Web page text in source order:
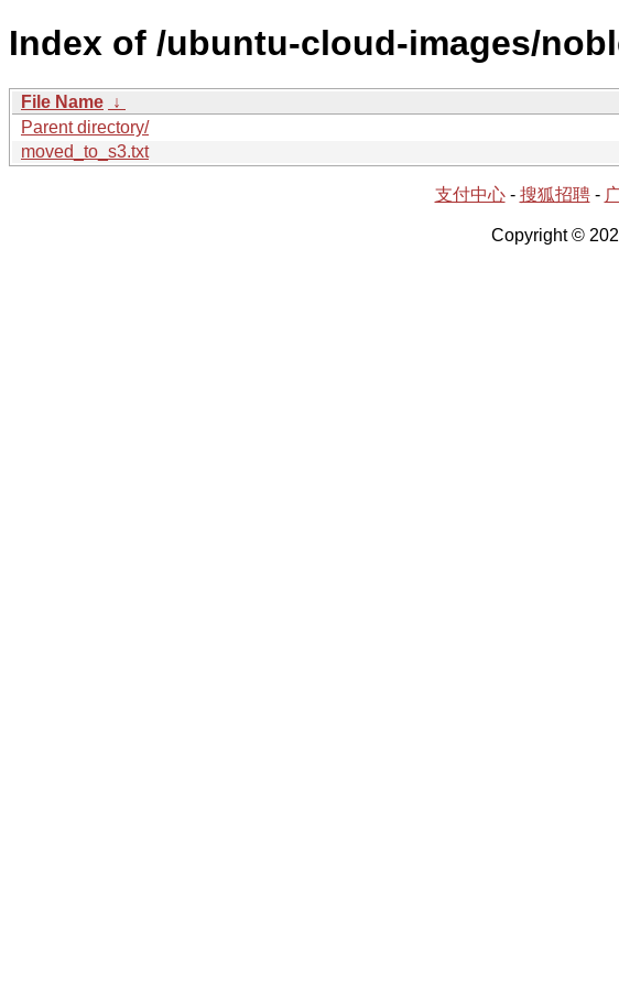
Index of /ubuntu-cloud-images/
File Name ↓
Parent directory/
moved_to_s3.txt
支付中心- 搜狐招聘-
Copyright ©